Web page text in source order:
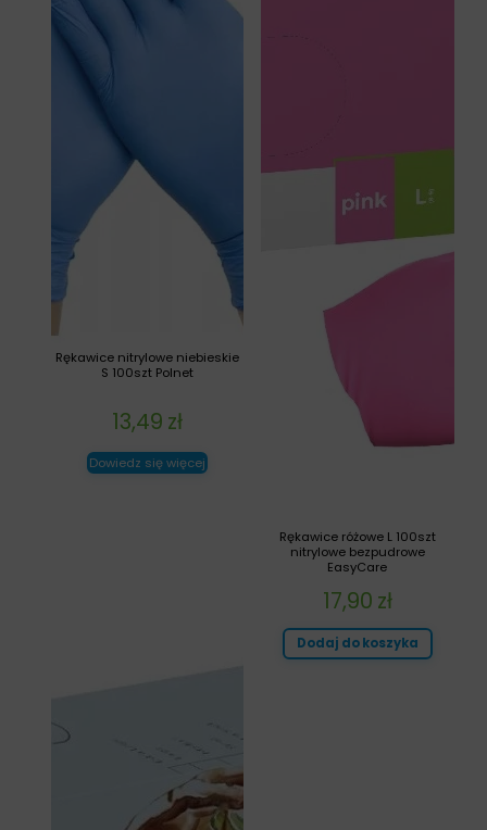
Rękawice różowe L 100szt
nitrylowe bezpudrowe
EasyCare
17,90 zł
Dodaj do koszyka
Rękawice nitrylowe niebieskie
S 100szt Polnet
13,49 zł
Dowiedz się więcej